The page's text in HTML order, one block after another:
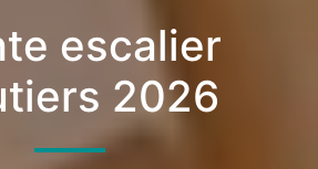
escalier
2026